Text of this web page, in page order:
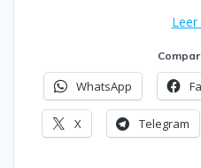
Leer
WhatsApp
X Telegram